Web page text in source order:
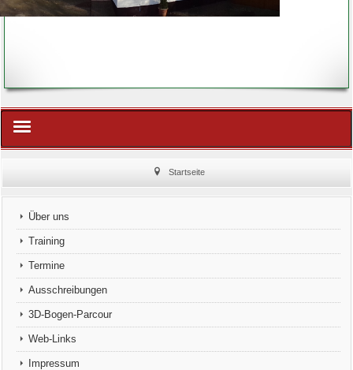
Vereins-Historie
Schützenhaus
Der Vorstand
Unsere Könige
Mitgliederbereich
Startseite
Über uns
Training
Termine
Ausschreibungen
3D-Bogen-Parcour
Web-Links
Impressum